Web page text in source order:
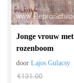
Jonge vrouw met
rozenboom
doorLajos Gulacsy
€131.00